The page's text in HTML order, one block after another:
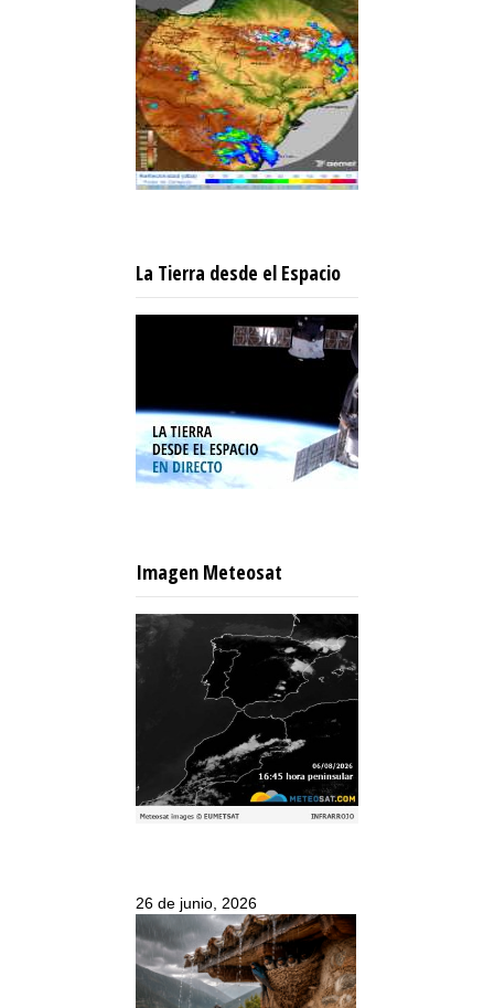
La Tierra desde el Espacio
Imagen Meteosat
26 de junio, 2026